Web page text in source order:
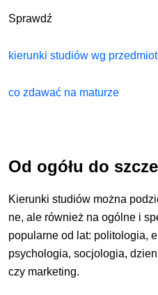
Sprawdź
kierunki studiów wg
co zdawać na maturze
Od ogółu do
Kierunki studiów można
ne, ale również na ogólne i
popularne od lat: politologia,
psychologia, socjologia,
czy marketing.